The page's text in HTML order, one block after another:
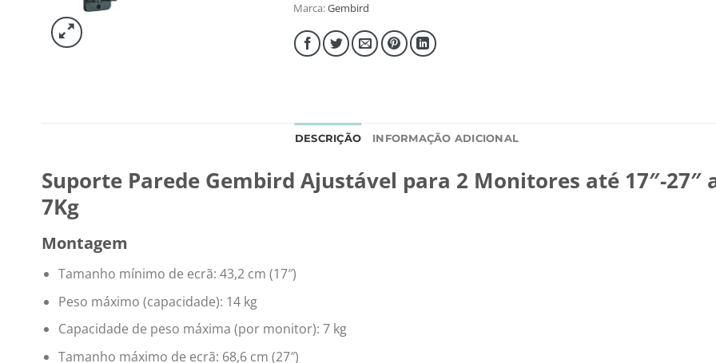
Marca:Gembird
DESCRIÇÃO INFORMAÇÃO ADICIONAL
Suporte Parede Gembird Ajustável para 2 Monitores até 17″-27″
7Kg
Montagem
Tamanho mínimo de ecrã: 43,2 cm (17″)
Peso máximo (capacidade): 14 kg
Capacidade de peso máxima (por monitor): 7 kg
Tamanho máximo de ecrã: 68,6 cm (27″)